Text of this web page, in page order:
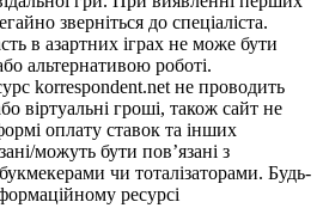
зверніться до спеціаліста.
в азартних іграх не може бути
альтернативою роботі.
korrespondent.net не проводить
віртуальні гроші, також сайт не
оплату ставок та інших
можуть бути пов’язані з
чи тоталізаторами. Будь-
ресурсі